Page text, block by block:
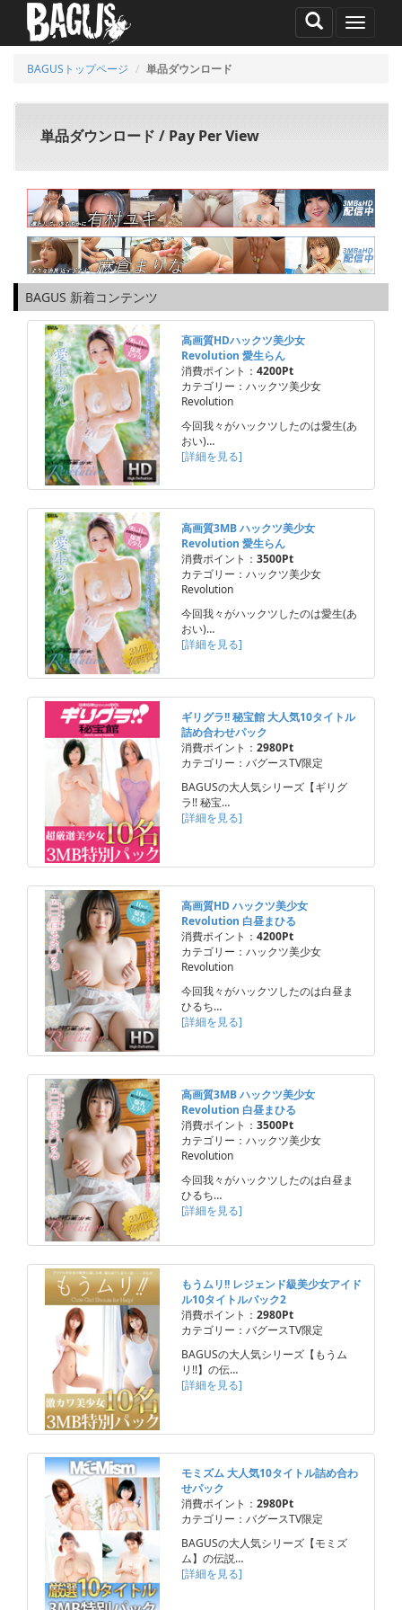
MENU
BAGUSトップページ 単品ダウンロード
単品ダウンロード / Pay Per View
BAGUS 新着コンテンツ
高画質HDハックツ美少女
Revolution 愛生らん
消費ポイント： 4200Pt
カテゴリー：ハックツ美少女
Revolution
今回我々がハックツしたのは愛生(あ
おい)…
[詳細を見る]
高画質3MB ハックツ美少女
Revolution 愛生らん
消費ポイント： 3500Pt
カテゴリー：ハックツ美少女
Revolution
今回我々がハックツしたのは愛生(あ
おい)…
[詳細を見る]
ギリグラ!! 秘宝館 大人気10タイトル
詰め合わせパック
消費ポイント： 2980Pt
カテゴリー：バグースTV限定
BAGUSの大人気シリーズ【ギリグ
ラ!! 秘宝…
[詳細を見る]
高画質HD ハックツ美少女
Revolution 白昼まひる
消費ポイント： 4200Pt
カテゴリー：ハックツ美少女
Revolution
今回我々がハックツしたのは白昼ま
ひるち…
[詳細を見る]
高画質3MB ハックツ美少女
Revolution 白昼まひる
消費ポイント： 3500Pt
カテゴリー：ハックツ美少女
Revolution
今回我々がハックツしたのは白昼ま
ひるち…
[詳細を見る]
もうムリ!! レジェンド級美少女アイド
ル10タイトルパック2
消費ポイント： 2980Pt
カテゴリー：バグースTV限定
BAGUSの大人気シリーズ【もうム
リ!!】の伝…
[詳細を見る]
モミズム 大人気10タイトル詰め合わ
せパック
消費ポイント： 2980Pt
カテゴリー：バグースTV限定
BAGUSの大人気シリーズ【モミズ
ム】の伝説…
[詳細を見る]